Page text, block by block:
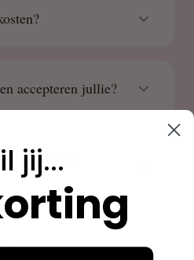
accepteren jullie?
wijzigen of
volgen?
jij...